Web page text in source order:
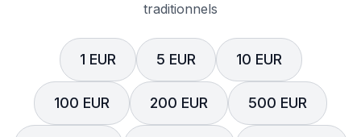
traditionnels
1 EUR 5 EUR 10 EUR
100 EUR 200 EUR 500 EUR